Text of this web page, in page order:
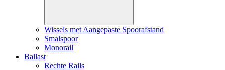
Wissels met Aangepaste Spoorafstand
Smalspoor
Monorail
Ballast
Rechte Rails